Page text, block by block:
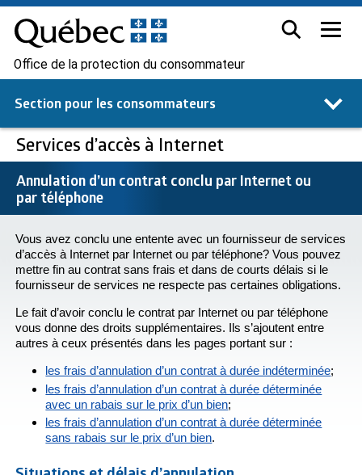
Office de la protection du consommateur
Section pour les consommateurs
Services d’accès à Internet
Annulation d’un contrat conclu par Internet ou
par téléphone
Vous avez conclu une entente avec un fournisseur de services
d’accès à Internet par Internet ou par téléphone? Vous pouvez
mettre fin au contrat sans frais et dans de courts délais si le
fournisseur de services ne respecte pas certaines obligations.
Le fait d’avoir conclu le contrat par Internet ou par téléphone
vous donne des droits supplémentaires. Ils s’ajoutent entre
autres à ceux présentés dans les pages portant sur :
les frais d’annulation d’un contrat à durée indéterminée;
les frais d’annulation d’un contrat à durée déterminée
avec un rabais sur le prix d’un bien;
les frais d’annulation d’un contrat à durée déterminée
sans rabais sur le prix d’un bien.